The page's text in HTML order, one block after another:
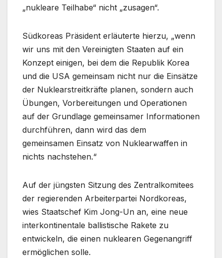
„nukleare Teilhabe“ nicht „zusagen“.
Südkoreas Präsident erläuterte hierzu, „wenn
wir uns mit den Vereinigten Staaten auf ein
Konzept einigen, bei dem die Republik Korea
und die USA gemeinsam nicht nur die Einsätze
der Nuklearstreitkräfte planen, sondern auch
Übungen, Vorbereitungen und Operationen
auf der Grundlage gemeinsamer Informationen
durchführen, dann wird das dem
gemeinsamen Einsatz von Nuklearwaffen in
nichts nachstehen.“
Auf der jüngsten Sitzung des Zentralkomitees
der regierenden Arbeiterpartei Nordkoreas,
wies Staatschef Kim Jong-Un an, eine neue
interkontinentale ballistische Rakete zu
entwickeln, die einen nuklearen Gegenangriff
ermöglichen solle.